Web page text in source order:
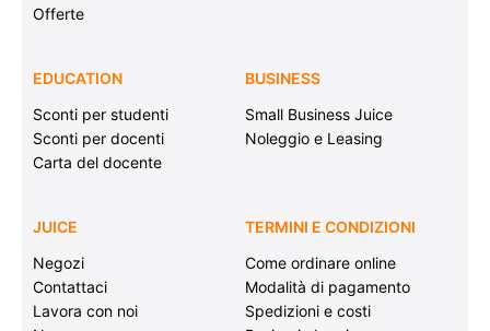
Offerte
EDUCATION
Sconti per studenti
Sconti per docenti
Carta del docente
BUSINESS
Small Business Juice
Noleggio e Leasing
JUICE
Negozi
Contattaci
Lavora con noi
TERMINI E CONDIZIONI
Come ordinare online
Modalità di pagamento
Spedizioni e costi